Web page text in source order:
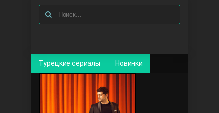
Турецкие сериалы Новинки